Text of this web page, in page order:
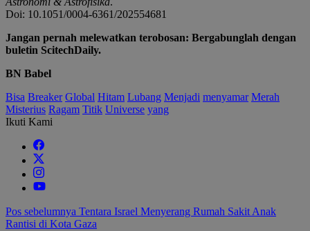
Doi: 10.1051/0004-6361/202554681
Jangan pernah melewatkan terobosan: Bergabunglah dengan
buletin ScitechDaily.
BN Babel
Bisa Breaker Global Hitam Lubang Menjadi menyamar Merah
Misterius Ragam Titik Universe yang
Ikuti Kami
Navigasi
Pos sebelumnya Tentara Israel Menyerang Rumah Sakit Anak
Rantisi di Kota Gaza